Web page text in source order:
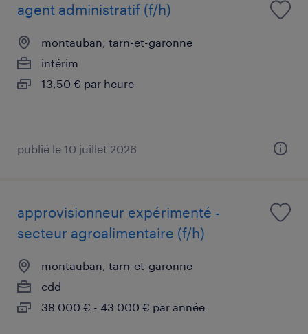
agent administratif (f/h)
montauban, tarn-et-garonne
intérim
13,50 € par heure
publié le 10 juillet 2026
approvisionneur expérimenté -
secteur agroalimentaire (f/h)
montauban, tarn-et-garonne
cdd
38 000 € - 43 000 € par année